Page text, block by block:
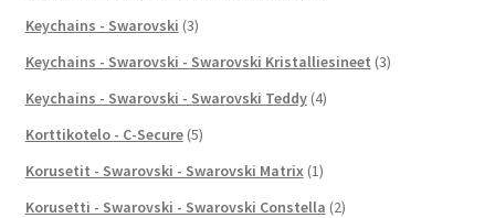
Keychains - Swarovski (3)
Keychains - Swarovski - Swarovski Kristalliesineet (3)
Keychains - Swarovski - Swarovski Teddy (4)
Korttikotelo - C-Secure (5)
Korusetit - Swarovski - Swarovski Matrix (1)
Korusetti - Swarovski - Swarovski Constella (2)